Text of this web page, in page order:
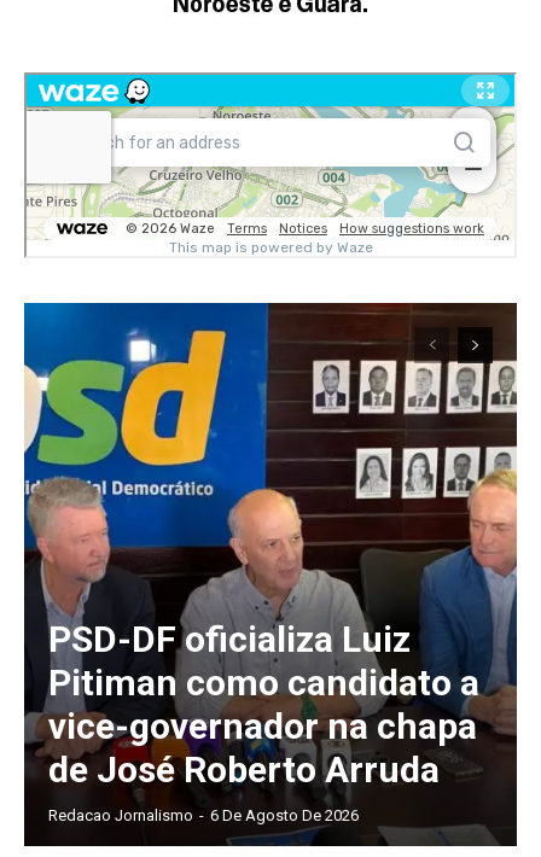
PSD-DF oficializa Luiz
Pitiman como candidato a
vice-governador na chapa
de José Roberto Arruda
Redacao Jornalismo - 6 De Agosto De 2026